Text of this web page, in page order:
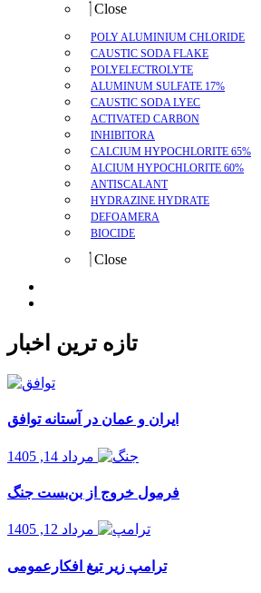
Close
POLY ALUMINIUM CHLORIDE
CAUSTIC SODA FLAKE
POLYELECTROLYTE
ALUMINUM SULFATE 17%
CAUSTIC SODA LYEC
ACTIVATED CARBON
INHIBITORA
CALCIUM HYPOCHLORITE 65%
ALCIUM HYPOCHLORITE 60%
ANTISCALANT
HYDRAZINE HYDRATE
DEFOAMERA
BIOCIDE
Close
تازه ترین اخبار
ایران و عمان در آستانه توافق
مرداد 14, 1405
فرمول خروج از بن‌بست جنگ
مرداد 12, 1405
ترامپ زیر تیغ افکارعمومی